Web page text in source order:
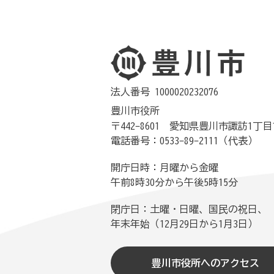
法人番号 1000020232076
豊川市役所
〒442-8601 愛知県豊川市諏訪1丁目
電話番号：0533-89-2111（代表）
開庁日時：月曜から金曜
午前8時30分から午後5時15分
閉庁日：土曜・日曜、国民の祝日、
年末年始（12月29日から1月3日）
豊川市役所へのアクセス